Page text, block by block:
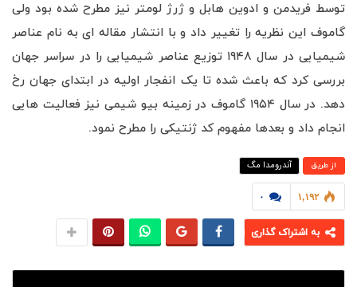
توسط فریدمن و ادوین هابل و ژرژ لومتر نیز مطرح شده بود ولی
گاموف این نظریه را تغییر داد و با انتشار مقاله ای به نام عناصر
شیمیایی در سال ۱۹۴۸ توزیع عناصر شیمیایی را در سراسر جهان
بررسی کرد که باعث شده تا یک انفجار اولیه در ابتدای جهان رخ
دهد. در سال ۱۹۵۴ گاموف در زمینه بیو شیمی نیز فعالیت هایی
انجام داد و بعدها مفهوم کد ژنتیکی را مطرح نمود.
از طريق آندرومدا مگ
۰ ۱,۱۹۲
به اشتراک گذاری